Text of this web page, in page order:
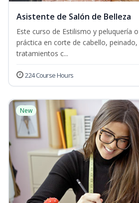
Asistente de Salón de Belleza
Este curso de Estilismo y peluquería
práctica en corte de cabello,
tratamientos c...
224 Course Hours
New